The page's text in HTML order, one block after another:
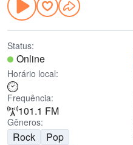
Status:
Online
Horário local:
Frequência:
101.1 FM
Gêneros:
Rock
Pop